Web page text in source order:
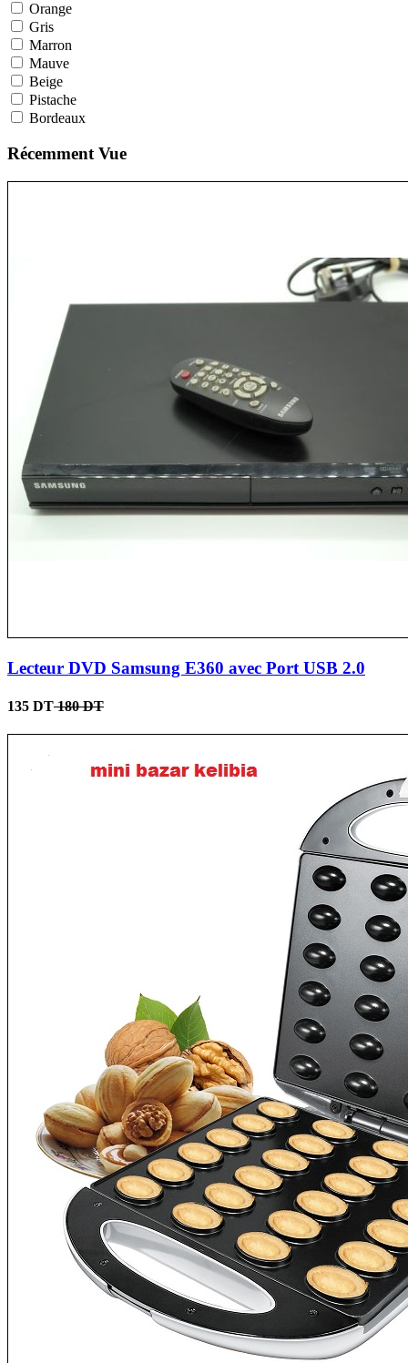
Orange
Gris
Marron
Mauve
Beige
Pistache
Bordeaux
Récemment Vue
Lecteur DVD Samsung E360 avec Port USB 2.0
135 DT180 DT